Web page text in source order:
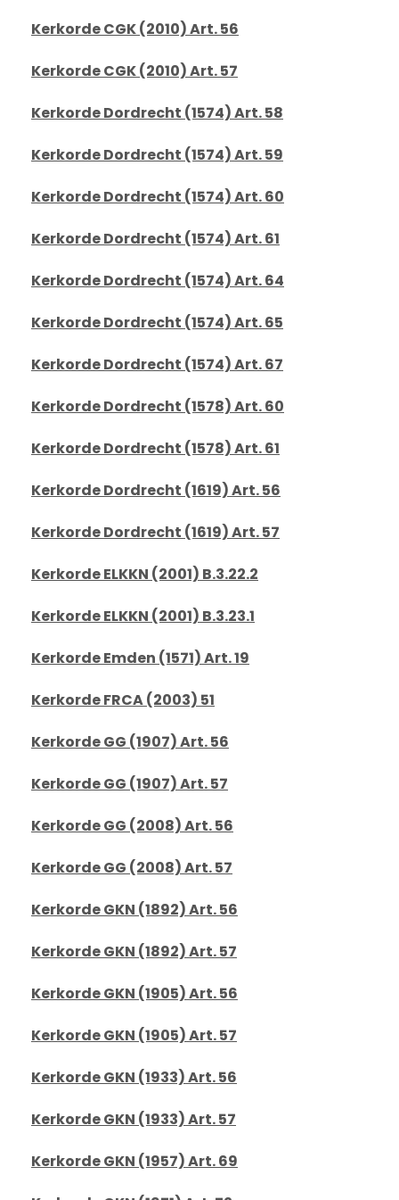
Kerkorde CGK (2010) Art. 56
Kerkorde CGK (2010) Art. 57
Kerkorde Dordrecht (1574) Art. 58
Kerkorde Dordrecht (1574) Art. 59
Kerkorde Dordrecht (1574) Art. 60
Kerkorde Dordrecht (1574) Art. 61
Kerkorde Dordrecht (1574) Art. 64
Kerkorde Dordrecht (1574) Art. 65
Kerkorde Dordrecht (1574) Art. 67
Kerkorde Dordrecht (1578) Art. 60
Kerkorde Dordrecht (1578) Art. 61
Kerkorde Dordrecht (1619) Art. 56
Kerkorde Dordrecht (1619) Art. 57
Kerkorde ELKKN (2001) B.3.22.2
Kerkorde ELKKN (2001) B.3.23.1
Kerkorde Emden (1571) Art. 19
Kerkorde FRCA (2003) 51
Kerkorde GG (1907) Art. 56
Kerkorde GG (1907) Art. 57
Kerkorde GG (2008) Art. 56
Kerkorde GG (2008) Art. 57
Kerkorde GKN (1892) Art. 56
Kerkorde GKN (1892) Art. 57
Kerkorde GKN (1905) Art. 56
Kerkorde GKN (1905) Art. 57
Kerkorde GKN (1933) Art. 56
Kerkorde GKN (1933) Art. 57
Kerkorde GKN (1957) Art. 69